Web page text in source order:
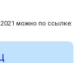
можно по ссылке: